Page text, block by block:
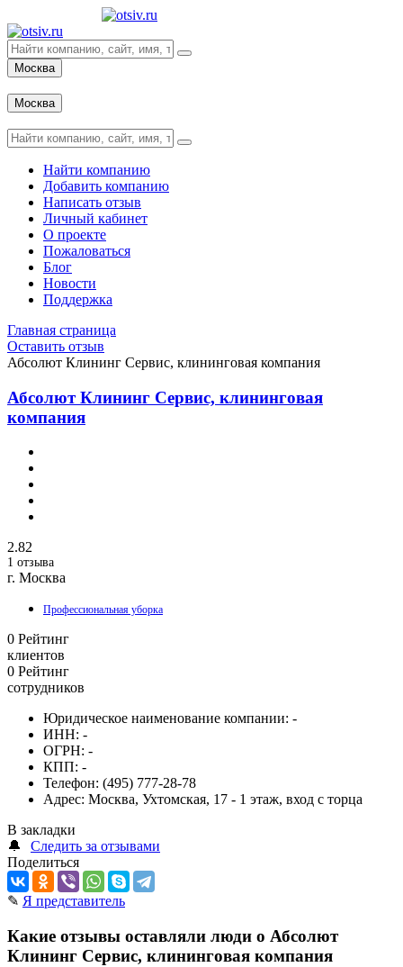
Москва
Москва
Найти компанию
Добавить компанию
Написать отзыв
Личный кабинет
О проекте
Пожаловаться
Блог
Новости
Поддержка
Главная страница
Оставить отзыв
Абсолют Клининг Сервис, клининговая компания
Абсолют Клининг Сервис, клининговая
компания
2.82
1 отзыва
г. Москва
Профессиональная уборка
0 Рейтинг
клиентов
0 Рейтинг
сотрудников
Юридическое наименование компании: -
ИНН: -
ОГРН: -
КПП: -
Телефон: (495) 777-28-78
Адрес: Москва, Ухтомская, 17 - 1 этаж, вход с торца
В закладки
🔔
Следить за отзывами
Поделиться
✎ Я представитель
Какие отзывы оставляли люди о Абсолют
Клининг Сервис, клининговая компания